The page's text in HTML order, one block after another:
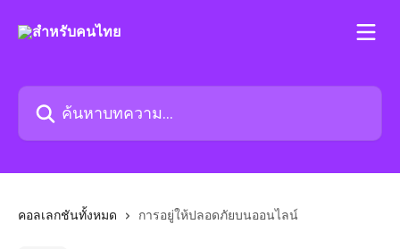
ค้นหาบทความ...
คอลเลกชันทั้งหมด การอยู่ให้ปลอดภัยบนออนไลน์